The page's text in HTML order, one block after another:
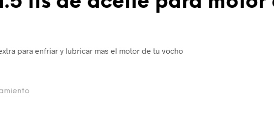
para enfriar y lubricar mas el motor de tu vocho